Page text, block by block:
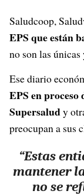
Saludcoop,
EPS que están
no son las
Ese diario
EPS en
Supersaludy
preocupan a sus
“Estas
mantener
no se